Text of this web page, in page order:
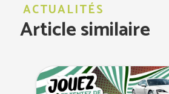
ACTUALITÉS
Article similaire